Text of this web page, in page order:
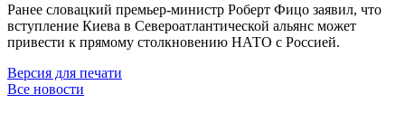
Ранее словацкий премьер-министр Роберт Фицо заявил, что
вступление Киева в Североатлантической альянс может
привести к прямому столкновению НАТО с Россией.
Версия для печати
Все новости